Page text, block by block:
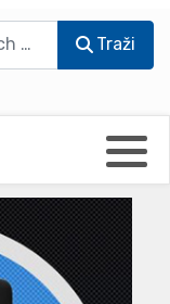
Traži